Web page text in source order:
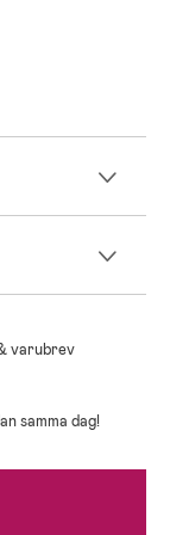
varubrev
samma dag!